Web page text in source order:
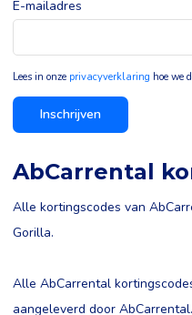
E-mailadres
Lees in onze privacyverklaring hoe we
Inschrijven
AbCarrental
Alle kortingscodes van
Gorilla.
Alle AbCarrental
aangeleverd door